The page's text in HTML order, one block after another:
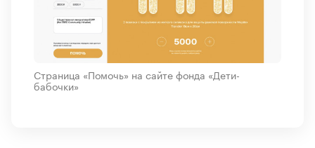
Страница «Помочь» на сайте фонда «Дети-
бабочки»